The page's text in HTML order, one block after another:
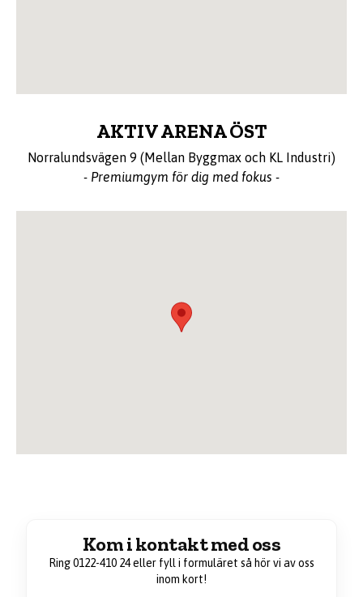
AKTIV ARENA ÖST
Norralundsvägen 9 (Mellan Byggmax och KL Industri)
- Premiumgym för dig med fokus -
Kom i kontakt med oss
Ring 0122-410 24 eller fyll i formuläret så hör vi av oss
inom kort!